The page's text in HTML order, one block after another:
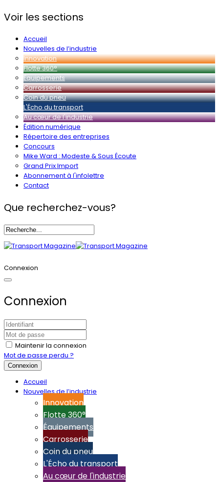
Voir les sections
Accueil
Nouvelles de l’industrie
Innovation
Flotte 360°
Équipements
Carrosserie
Coin du pneu
L'Écho du transport
Au cœur de l'industrie
Édition numérique
Répertoire des entreprises
Concours
Mike Ward : Modeste & Sous Écoute
Grand Prix Import
Abonnement à l'infolettre
Contact
Que recherchez-vous?
Connexion
Connexion
Maintenir la connexion
Mot de passe perdu ?
Connexion
Accueil
Nouvelles de l’industrie
Innovation
Flotte 360°
Équipements
Carrosserie
Coin du pneu
L'Écho du transport
Au cœur de l'industrie